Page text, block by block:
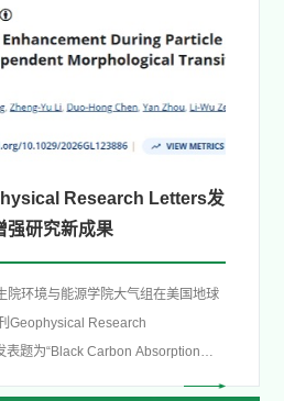
Research Letters发
强研究新成果
院环境与能源学院大气组在美国地球
Geophysical Research
表题为“Black Carbon Absorption